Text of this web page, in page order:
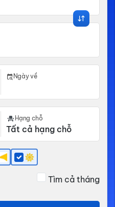
Ngày về
Hạng chỗ
Tìm cả tháng